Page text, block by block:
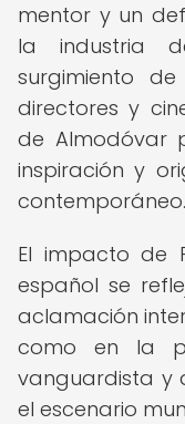
mentor y un
la industria
surgimiento
directores y
de Almodóvar
inspiración y
contemporáneo.
El impacto de
español se
aclamación
como en la
vanguardista y
el escenario